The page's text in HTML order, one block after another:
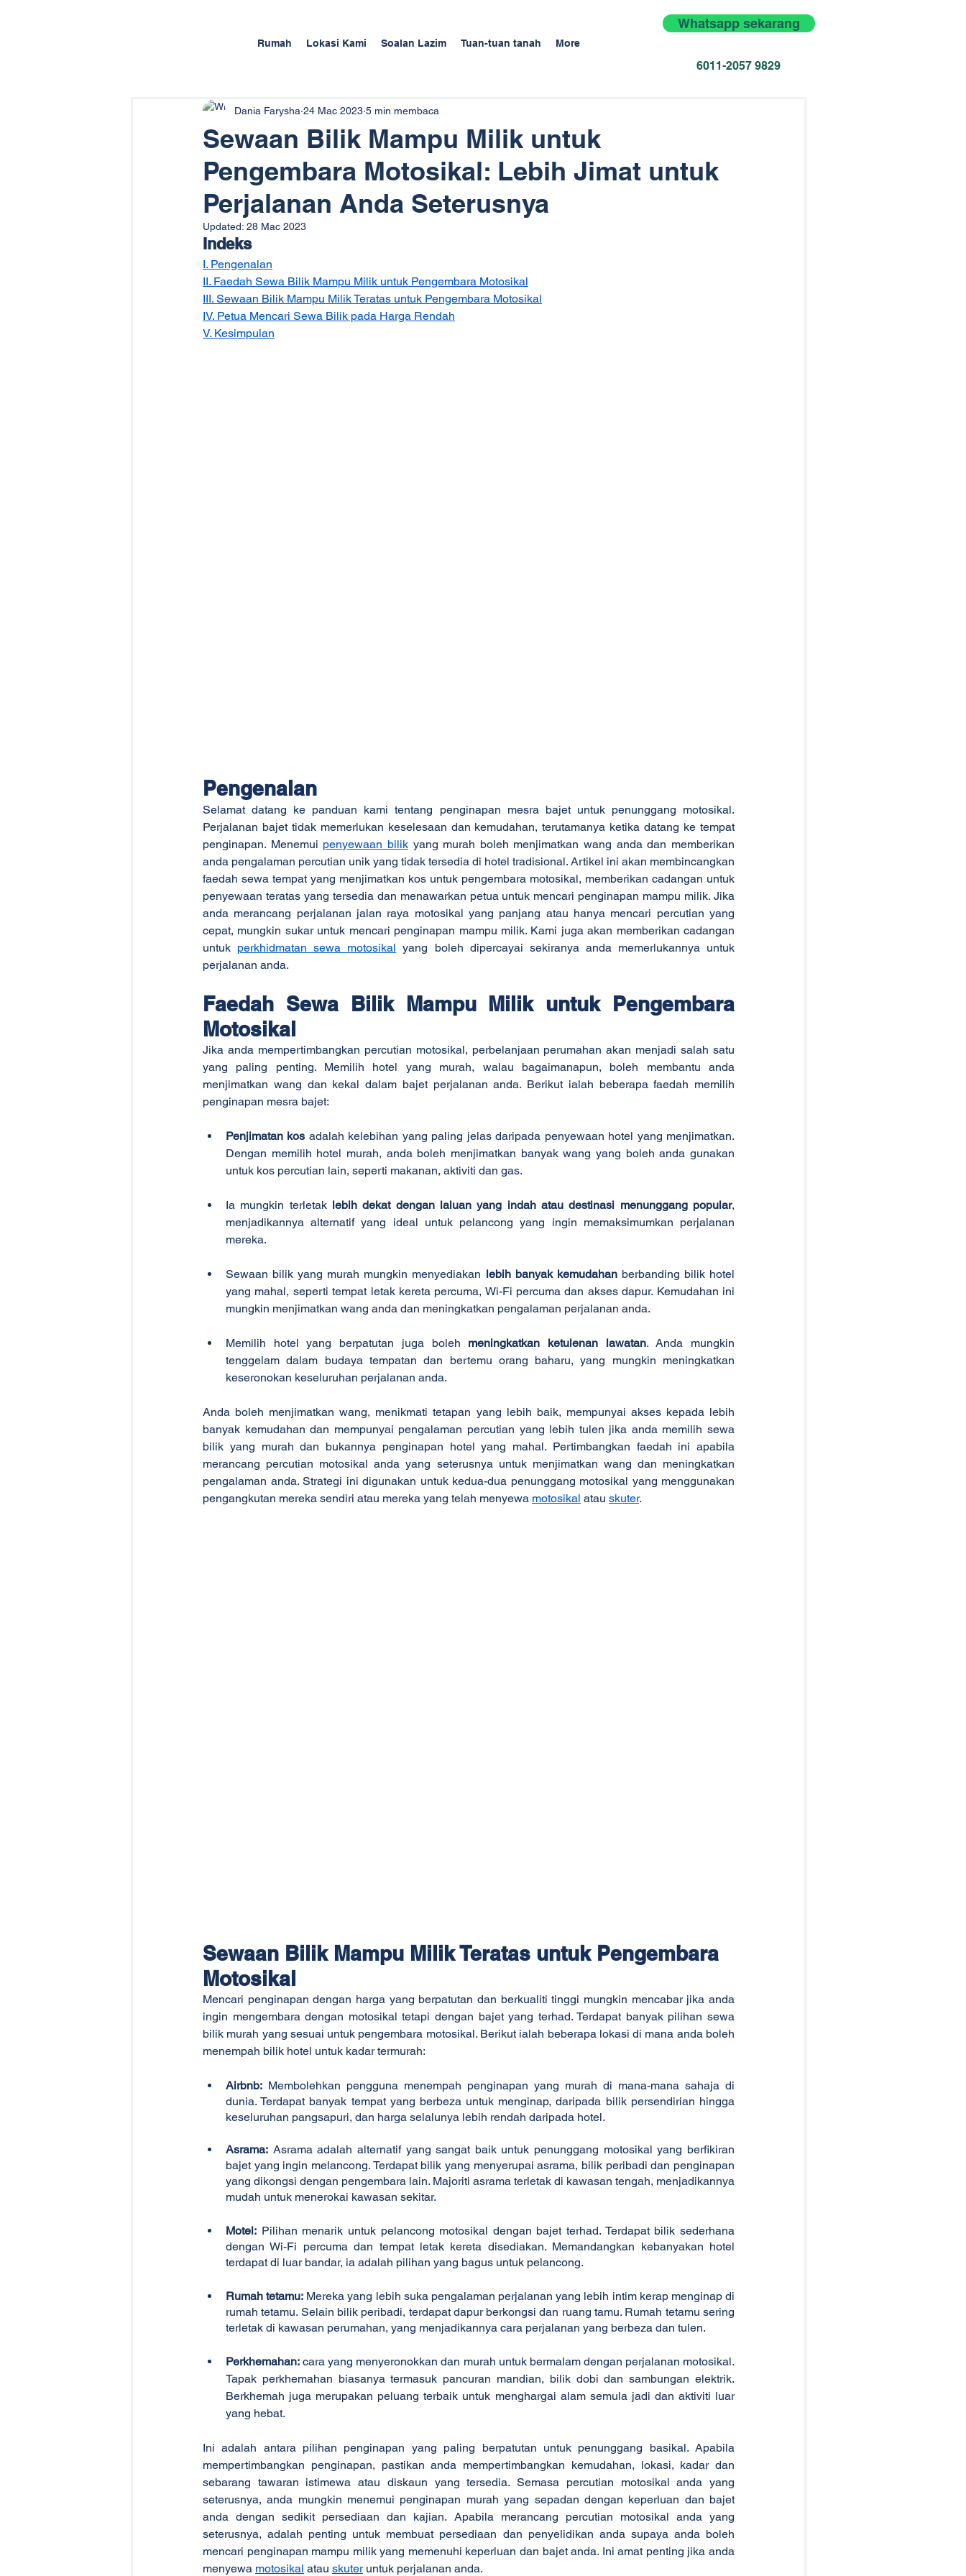
Rumah Lokasi Kami Soalan Lazim Tuan-tuan tanah More
Whatsapp sekarang
6011-2057 9829
Sewaan Bilik Mampu Milik untuk
Pengembara Motosikal: Lebih Jimat untuk
Perjalanan Anda Seterusnya
Dania Farysha 24 Mac 2023 5 min membaca
Updated: 28 Mac 2023
Indeks
I. Pengenalan
II. Faedah Sewa Bilik Mampu Milik untuk Pengembara Motosikal
III. Sewaan Bilik Mampu Milik Teratas untuk Pengembara Motosikal
IV. Petua Mencari Sewa Bilik pada Harga Rendah
V. Kesimpulan
Pengenalan
Selamat datang ke panduan kami tentang penginapan mesra bajet untuk penunggang motosikal.
Perjalanan bajet tidak memerlukan keselesaan dan kemudahan, terutamanya ketika datang ke tempat
penginapan. Menemui penyewaan bilik yang murah boleh menjimatkan wang anda dan memberikan
anda pengalaman percutian unik yang tidak tersedia di hotel tradisional. Artikel ini akan membincangkan
faedah sewa tempat yang menjimatkan kos untuk pengembara motosikal, memberikan cadangan untuk
penyewaan teratas yang tersedia dan menawarkan petua untuk mencari penginapan mampu milik. Jika
anda merancang perjalanan jalan raya motosikal yang panjang atau hanya mencari percutian yang
cepat, mungkin sukar untuk mencari penginapan mampu milik. Kami juga akan memberikan cadangan
untuk perkhidmatan sewa motosikal yang boleh dipercayai sekiranya anda memerlukannya untuk
perjalanan anda.
Faedah Sewa Bilik Mampu Milik untuk Pengembara
Motosikal
Jika anda mempertimbangkan percutian motosikal, perbelanjaan perumahan akan menjadi salah satu
yang paling penting. Memilih hotel yang murah, walau bagaimanapun, boleh membantu anda
menjimatkan wang dan kekal dalam bajet perjalanan anda. Berikut ialah beberapa faedah memilih
penginapan mesra bajet:
Penjimatan kos adalah kelebihan yang paling jelas daripada penyewaan hotel yang menjimatkan.
Dengan memilih hotel murah, anda boleh menjimatkan banyak wang yang boleh anda gunakan
untuk kos percutian lain, seperti makanan, aktiviti dan gas.
Ia mungkin terletak lebih dekat dengan laluan yang indah atau destinasi menunggang popular,
menjadikannya alternatif yang ideal untuk pelancong yang ingin memaksimumkan perjalanan
mereka.
Sewaan bilik yang murah mungkin menyediakan lebih banyak kemudahan berbanding bilik hotel
yang mahal, seperti tempat letak kereta percuma, Wi-Fi percuma dan akses dapur. Kemudahan ini
mungkin menjimatkan wang anda dan meningkatkan pengalaman perjalanan anda.
Memilih hotel yang berpatutan juga boleh meningkatkan ketulenan lawatan. Anda mungkin
tenggelam dalam budaya tempatan dan bertemu orang baharu, yang mungkin meningkatkan
keseronokan keseluruhan perjalanan anda.
Anda boleh menjimatkan wang, menikmati tetapan yang lebih baik, mempunyai akses kepada lebih
banyak kemudahan dan mempunyai pengalaman percutian yang lebih tulen jika anda memilih sewa
bilik yang murah dan bukannya penginapan hotel yang mahal. Pertimbangkan faedah ini apabila
merancang percutian motosikal anda yang seterusnya untuk menjimatkan wang dan meningkatkan
pengalaman anda. Strategi ini digunakan untuk kedua-dua penunggang motosikal yang menggunakan
pengangkutan mereka sendiri atau mereka yang telah menyewa motosikal atau skuter.
Sewaan Bilik Mampu Milik Teratas untuk Pengembara
Motosikal
Mencari penginapan dengan harga yang berpatutan dan berkualiti tinggi mungkin mencabar jika anda
ingin mengembara dengan motosikal tetapi dengan bajet yang terhad. Terdapat banyak pilihan sewa
bilik murah yang sesuai untuk pengembara motosikal. Berikut ialah beberapa lokasi di mana anda boleh
menempah bilik hotel untuk kadar termurah:
Airbnb: Membolehkan pengguna menempah penginapan yang murah di mana-mana sahaja di
dunia. Terdapat banyak tempat yang berbeza untuk menginap, daripada bilik persendirian hingga
keseluruhan pangsapuri, dan harga selalunya lebih rendah daripada hotel.
Asrama: Asrama adalah alternatif yang sangat baik untuk penunggang motosikal yang berfikiran
bajet yang ingin melancong. Terdapat bilik yang menyerupai asrama, bilik peribadi dan penginapan
yang dikongsi dengan pengembara lain. Majoriti asrama terletak di kawasan tengah, menjadikannya
mudah untuk menerokai kawasan sekitar.
Motel: Pilihan menarik untuk pelancong motosikal dengan bajet terhad. Terdapat bilik sederhana
dengan Wi-Fi percuma dan tempat letak kereta disediakan. Memandangkan kebanyakan hotel
terdapat di luar bandar, ia adalah pilihan yang bagus untuk pelancong.
Rumah tetamu: Mereka yang lebih suka pengalaman perjalanan yang lebih intim kerap menginap di
rumah tetamu. Selain bilik peribadi, terdapat dapur berkongsi dan ruang tamu. Rumah tetamu sering
terletak di kawasan perumahan, yang menjadikannya cara perjalanan yang berbeza dan tulen.
Perkhemahan: cara yang menyeronokkan dan murah untuk bermalam dengan perjalanan motosikal.
Tapak perkhemahan biasanya termasuk pancuran mandian, bilik dobi dan sambungan elektrik.
Berkhemah juga merupakan peluang terbaik untuk menghargai alam semula jadi dan aktiviti luar
yang hebat.
Ini adalah antara pilihan penginapan yang paling berpatutan untuk penunggang basikal. Apabila
mempertimbangkan penginapan, pastikan anda mempertimbangkan kemudahan, lokasi, kadar dan
sebarang tawaran istimewa atau diskaun yang tersedia. Semasa percutian motosikal anda yang
seterusnya, anda mungkin menemui penginapan murah yang sepadan dengan keperluan dan bajet
anda dengan sedikit persediaan dan kajian. Apabila merancang percutian motosikal anda yang
seterusnya, adalah penting untuk membuat persediaan dan penyelidikan anda supaya anda boleh
mencari penginapan mampu milik yang memenuhi keperluan dan bajet anda. Ini amat penting jika anda
menyewa motosikal atau skuter untuk perjalanan anda.